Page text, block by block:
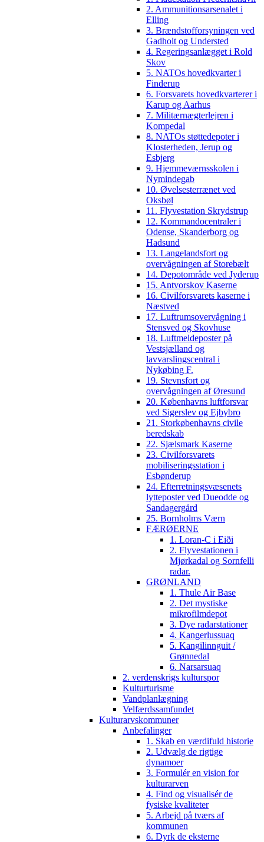
2. Ammunitionsarsenalet i
Elling
3. Brændstofforsyningen ved
Gadholt og Understed
4. Regeringsanlægget i Rold
Skov
5. NATOs hovedkvarter i
Finderup
6. Forsvarets hovedkvarterer i
Karup og Aarhus
7. Militærnægterlejren i
Kompedal
8. NATOs støttedepoter i
Klosterheden, Jerup og
Esbjerg
9. Hjemmeværnsskolen i
Nymindegab
10. Øvelsesterrænet ved
Oksbøl
11. Flyvestation Skrydstrup
12. Kommandocentraler i
Odense, Skanderborg og
Hadsund
13. Langelandsfort og
overvågningen af Storebælt
14. Depotområde ved Jyderup
15. Antvorskov Kaserne
16. Civilforsvarets kaserne i
Næstved
17. Luftrumsovervågning i
Stensved og Skovhuse
18. Luftmeldeposter på
Vestsjælland og
lavvarslingscentral i
Nykøbing F.
19. Stevnsfort og
overvågningen af Øresund
20. Københavns luftforsvar
ved Sigerslev og Ejbybro
21. Storkøbenhavns civile
beredskab
22. Sjælsmark Kaserne
23. Civilforsvarets
mobiliseringsstation i
Esbønderup
24. Efterretningsvæsenets
lytteposter ved Dueodde og
Sandagergård
25. Bornholms Værn
FÆRØERNE
1. Loran-C i Eiði
2. Flyvestationen i
Mjørkadal og Sornfelli
radar.
GRØNLAND
1. Thule Air Base
2. Det mystiske
mikrofilmdepot
3. Dye radarstationer
4. Kangerlussuaq
5. Kangilinnguit /
Grønnedal
6. Narsarsuaq
2. verdenskrigs kulturspor
Kulturturisme
Vandplanlægning
Velfærdssamfundet
Kulturarvskommuner
Anbefalinger
1. Skab en værdifuld historie
2. Udvælg de rigtige
dynamoer
3. Formulér en vision for
kulturarven
4. Find og visualisér de
fysiske kvaliteter
5. Arbejd på tværs af
kommunen
6. Dyrk de eksterne